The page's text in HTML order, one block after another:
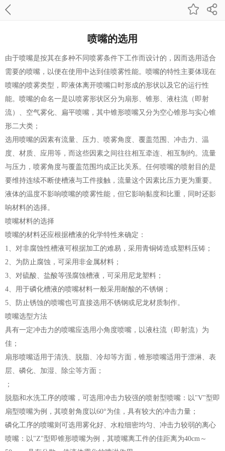
喷嘴的选用
由于喷嘴是按其在多种不同喷雾条件下工作而设计的，因而选用适合
需要的喷嘴，以便在使用中达到佳喷雾性能。喷嘴的特性主要体现在
喷嘴的喷雾类型，即液体离开喷嘴口时形成的形状以及它的运行性
能。喷嘴的命名一是以喷雾形状区分为扇形、锥形、液柱流（即射
流）、空气雾化、扁平喷嘴，其中锥形喷嘴又分为空心锥形与实心锥
形二大类；
选用喷嘴的因素有流量、压力、喷雾角度、覆盖范围、冲击力、温
度、材质、应用等，而这些因素之间往往相互牵连、相互制约。流量
与压力，喷雾角度与覆盖范围均成正比关系。任何喷嘴的喷射目的是
要维持连续不断使槽液与工件接触，流量这个因素比压力更为重要。
液体的温度不影响喷嘴的喷雾性能，但它影响黏度和比重，同时还影
响材料的选择。
喷嘴材料的选择
喷嘴的材料还应根据槽液的化学特性来确定：
1、对非腐蚀性槽液可根据加工的难易，采用青铜铸造或塑料压铸；
2、为防止腐蚀，可采用非金属材料；
3、对硫酸、盐酸等强腐蚀槽液，可采用尼龙塑料；
4、用于磷化槽液的喷嘴材料一般采用耐酸的不锈钢；
5、防止锈蚀的喷嘴也可直接选用不锈钢或尼龙材质制作。
喷嘴选型方法
具有一定冲击力的喷嘴应选用小角度喷嘴，以液柱流（即射流）为
佳；
扇形喷嘴适用于清洗、脱脂、冷却等方面，锥形喷嘴适用于漂淋、表
层、磷化、加湿、除尘等方面；
；
脱脂和水洗工序的喷嘴，可选用冲击力较强的喷射型喷嘴：以"V"型即
扇型喷嘴为例，其喷射角度以60°为佳，具有较大的冲击力量；
磷化工序的喷嘴则可选用雾化好、水粒细密均匀、冲击力较弱的离心
喷嘴：以"Z"型即锥形喷嘴为例，其喷嘴离工件的佳距离为40cm～